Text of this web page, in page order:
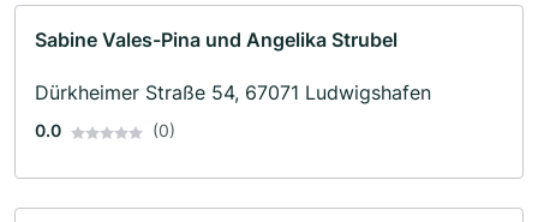
Sabine Vales-Pina und Angelika Strubel
Dürkheimer Straße 54, 67071 Ludwigshafen
0.0 (0)